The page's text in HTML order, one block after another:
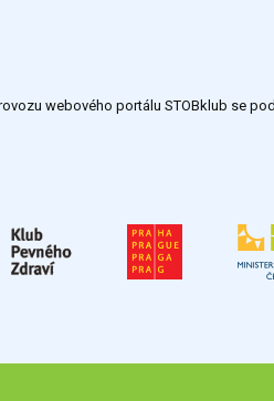
webového portálu STOBklub se